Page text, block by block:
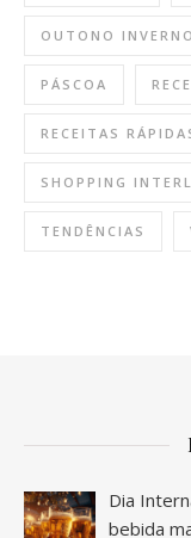
OUTONO INVERNO
PÁSCOA
RECEITAS
SHOPPING
TENDÊNCIAS
Dia
bebida